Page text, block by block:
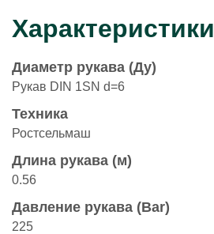
Характеристики
Диаметр рукава (Ду)
Рукав DIN 1SN d=6
Техника
Ростсельмаш
Длина рукава (м)
0.56
Давление рукава (Bar)
225